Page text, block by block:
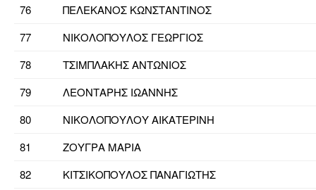
76
ΠΕΛΕΚΑΝΟΣ ΚΩΝΣΤΑΝΤΙΝΟΣ
77
ΝΙΚΟΛΟΠΟΥΛΟΣ ΓΕΩΡΓΙΟΣ
78
ΤΣΙΜΠΛΑΚΗΣ ΑΝΤΩΝΙΟΣ
79
ΛΕΟΝΤΑΡΗΣ ΙΩΑΝΝΗΣ
80
ΝΙΚΟΛΟΠΟΥΛΟΥ ΑΙΚΑΤΕΡΙΝΗ
81
ΖΟΥΓΡΑ ΜΑΡΙΑ
82
ΚΙΤΣΙΚΟΠΟΥΛΟΣ ΠΑΝΑΓΙΩΤΗΣ